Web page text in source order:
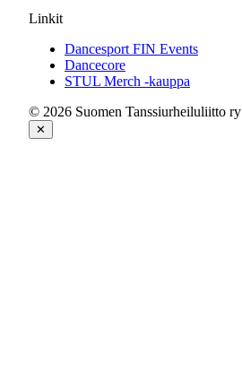
Linkit
Dancesport FIN Events
Dancecore
STUL Merch -kauppa
© 2026 Suomen Tanssiurheiluliitto ry
✕